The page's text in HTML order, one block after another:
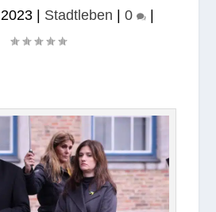
| Stadtleben 0 |